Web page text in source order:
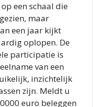
een schaal die
maar
een jaar kijkt
oplopen. De
participatie is
van een
inzichtelijk
zijn. Meldt u
euro beleggen